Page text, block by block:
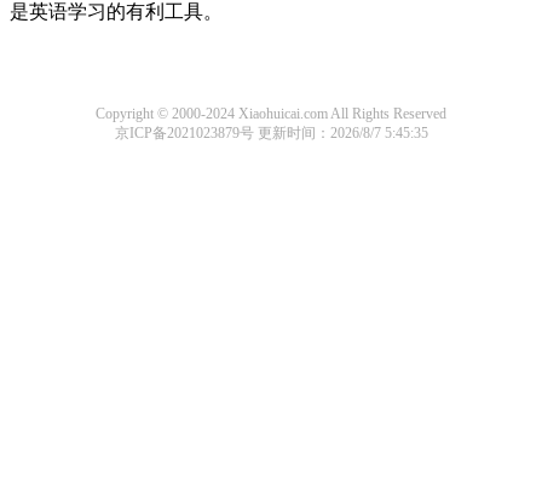
是英语学习的有利工具。
Copyright © 2000-2024 Xiaohuicai.com All Rights Reserved
京ICP备2021023879号更新时间：2026/8/7 5:45:35